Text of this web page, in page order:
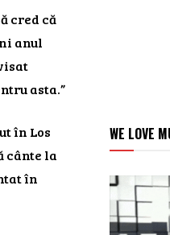
cred că
anul
asta.”
în Los
cânte la
în
WE LOVE